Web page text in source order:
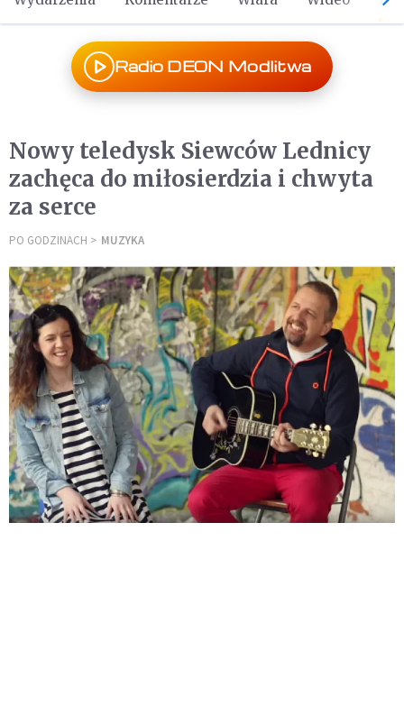
Radio DEON Modlitwa
Nowy teledysk Siewców Lednicy
zachęca do miłosierdzia i chwyta
za serce
PO GODZINACH MUZYKA